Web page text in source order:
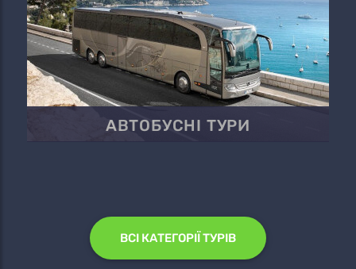
АВТОБУСНІ ТУРИ
ВСІ КАТЕГОРІЇ ТУРІВ